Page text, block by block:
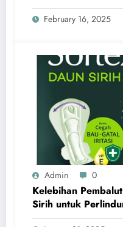
February 16, 2025
Admin 0
Kelebihan
Sirih untuk